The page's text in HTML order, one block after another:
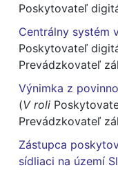
Poskytovateľ
Centrálny systém
Poskytovateľ
Prevádzkovateľ
Výnimka z
(V roli
Prevádzkovateľ
Zástupca
sídliaci na území